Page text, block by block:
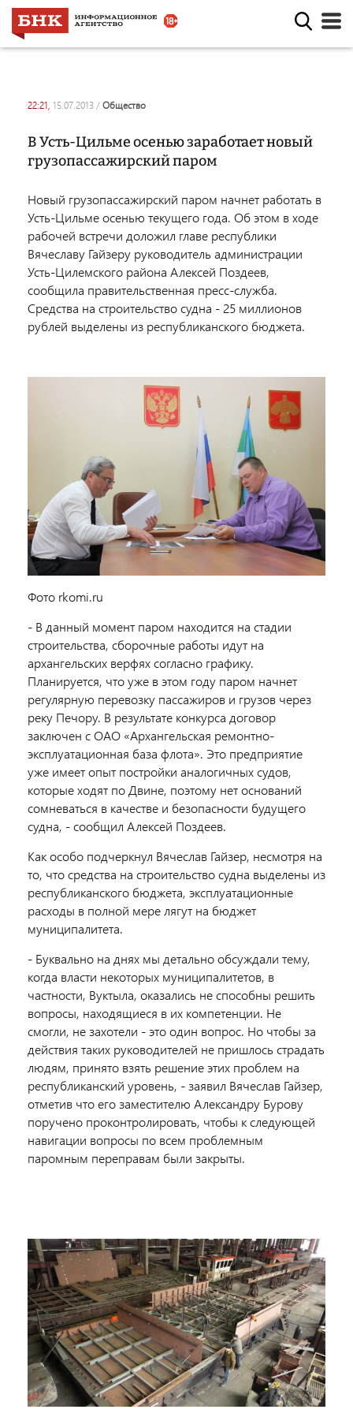
22:21, 15.07.2013 / общество
В Усть-Цильме осенью заработает новый
грузопассажирский паром
Новый грузопассажирский паром начнет работать в
Усть-Цильме осенью текущего года. Об этом в ходе
рабочей встречи доложил главе республики
Вячеславу Гайзеру руководитель администрации
Усть-Цилемского района Алексей Поздеев,
сообщила правительственная пресс-служба.
Средства на строительство судна - 25 миллионов
рублей выделены из республиканского бюджета.
Фото rkomi.ru
- В данный момент паром находится на стадии
строительства, сборочные работы идут на
архангельских верфях согласно графику.
Планируется, что уже в этом году паром начнет
регулярную перевозку пассажиров и грузов через
реку Печору. В результате конкурса договор
заключен с ОАО «Архангельская ремонтно-
эксплуатационная база флота». Это предприятие
уже имеет опыт постройки аналогичных судов,
которые ходят по Двине, поэтому нет оснований
сомневаться в качестве и безопасности будущего
судна, - сообщил Алексей Поздеев.
Как особо подчеркнул Вячеслав Гайзер, несмотря на
то, что средства на строительство судна выделены из
республиканского бюджета, эксплуатационные
расходы в полной мере лягут на бюджет
муниципалитета.
- Буквально на днях мы детально обсуждали тему,
когда власти некоторых муниципалитетов, в
частности, Вуктыла, оказались не способны решить
вопросы, находящиеся в их компетенции. Не
смогли, не захотели - это один вопрос. Но чтобы за
действия таких руководителей не пришлось страдать
людям, принято взять решение этих проблем на
республиканский уровень, - заявил Вячеслав Гайзер,
отметив что его заместителю Александру Бурову
поручено проконтролировать, чтобы к следующей
навигации вопросы по всем проблемным
паромным переправам были закрыты.